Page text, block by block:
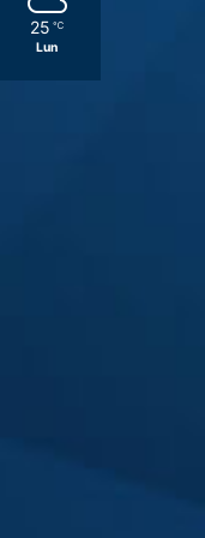
25 ℃
Lun